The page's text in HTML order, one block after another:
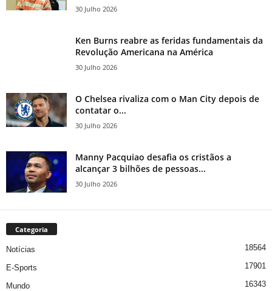
30 Julho 2026
Ken Burns reabre as feridas fundamentais da
Revolução Americana na América
30 Julho 2026
O Chelsea rivaliza com o Man City depois de
contatar o...
30 Julho 2026
Manny Pacquiao desafia os cristãos a
alcançar 3 bilhões de pessoas...
30 Julho 2026
Categoria
Notícias 18564
E-Sports 17901
Mundo 16343